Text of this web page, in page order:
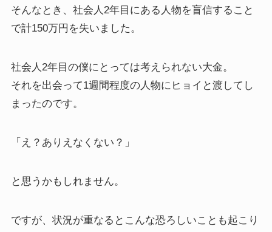
そんなとき、社会人2年目にある人物を盲信すること
で計150万円を失いました。
社会人2年目の僕にとっては考えられない大金。
それを出会って1週間程度の人物にヒョイと渡してし
まったのです。
「え？ありえなくない？」
と思うかもしれません。
ですが、状況が重なるとこんな恐ろしいことも起こり